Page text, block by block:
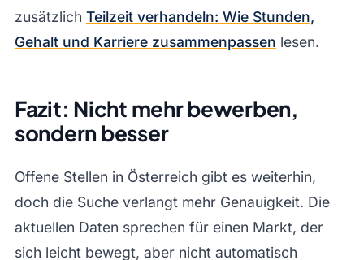
zusätzlich Teilzeit verhandeln: Wie Stunden,
Gehalt und Karriere zusammenpassen lesen.
Fazit: Nicht mehr bewerben,
sondern besser
Offene Stellen in Österreich gibt es weiterhin,
doch die Suche verlangt mehr Genauigkeit. Die
aktuellen Daten sprechen für einen Markt, der
sich leicht bewegt, aber nicht automatisch